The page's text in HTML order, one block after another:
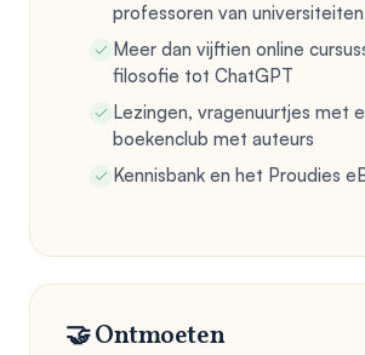
professoren van universiteiten
Meer dan vijftien online
filosofie tot ChatGPT
Lezingen, vragenuurtjes met
boekenclub met auteurs
Kennisbank en het Proudies
🤝 Ontmoeten